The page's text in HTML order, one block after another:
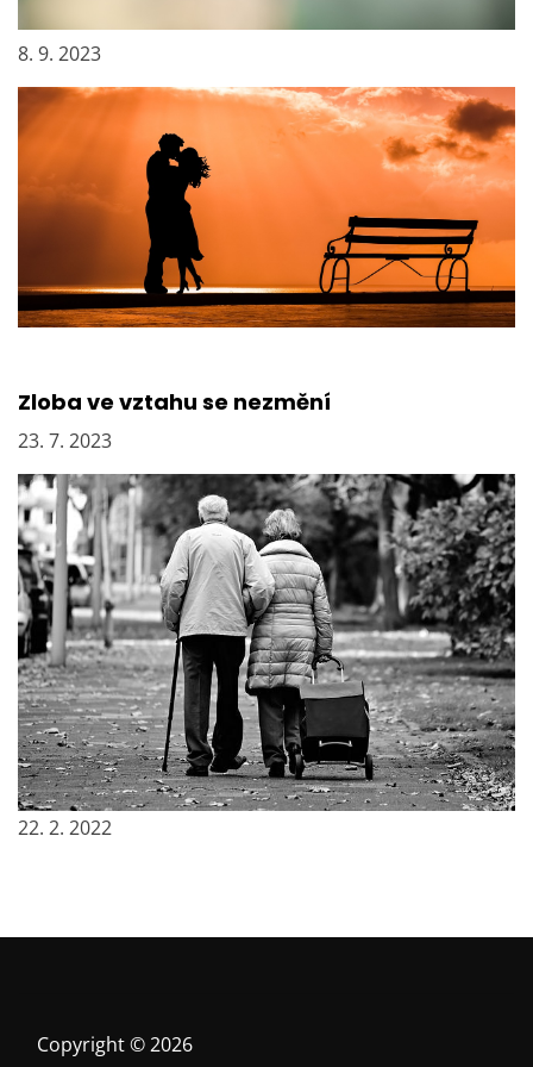
8. 9. 2023
Zloba ve vztahu se nezmění
23. 7. 2023
Druhy partnerských vztahů: v jakém jste vy?
22. 2. 2022
Copyright © 2026